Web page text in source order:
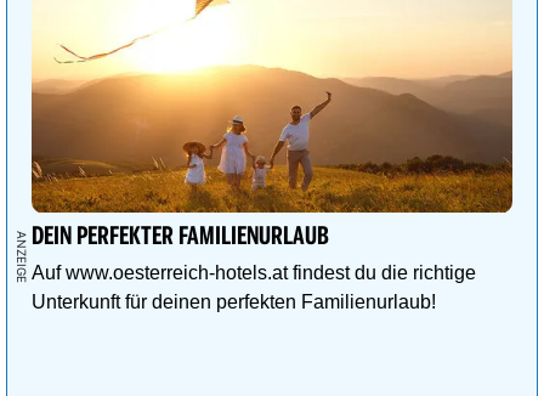
DEIN PERFEKTER FAMILIENURLAUB
Auf www.oesterreich-hotels.at findest du die richtige
Unterkunft für deinen perfekten Familienurlaub!